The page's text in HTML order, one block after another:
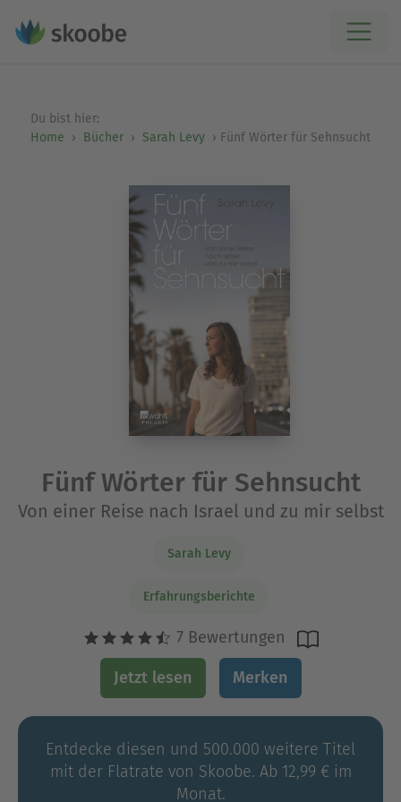
Du bist hier:
Home
Bücher Sarah Levy Fünf Wörter für Sehnsucht
Fünf Wörter für Sehnsucht
Von einer Reise nach Israel und zu mir selbst
Sarah Levy
Erfahrungsberichte
7 Bewertungen
Jetzt lesen Merken
Entdecke diesen und 500.000 weitere Titel
mit der Flatrate von Skoobe. Ab 12,99 € im
Monat.